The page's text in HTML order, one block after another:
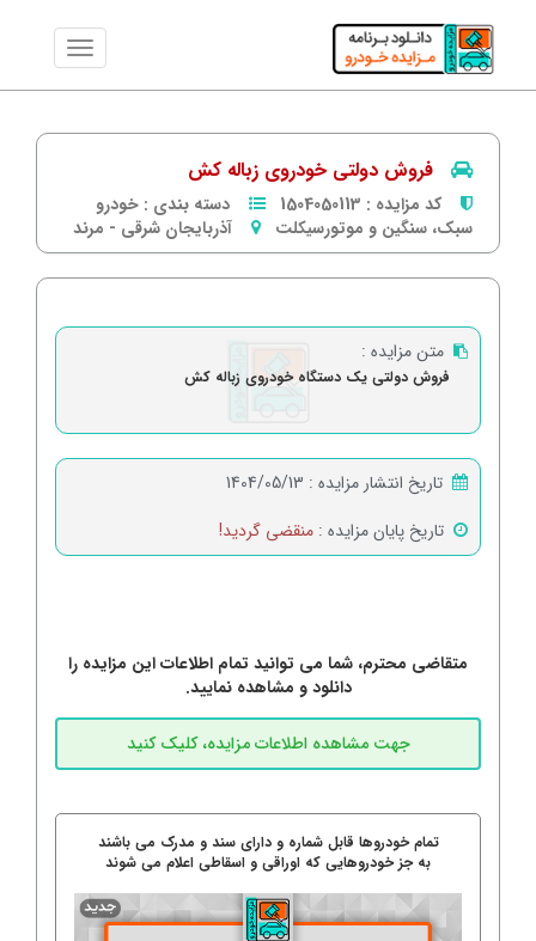
فروش دولتی خودروی زباله کش
کد مزایده : 1504050113 دسته بندی : خودرو
سبک، سنگین و موتورسیکلت
آذربایجان شرقی - مرند
متن مزایده :
فروش دولتی یک دستگاه خودروی زباله کش
تاریخ انتشار مزایده : 1404/05/13
تاریخ پایان مزایده : منقضی گردید!
متقاضی محترم، شما می توانید تمام اطلاعات این مزایده را
دانلود و مشاهده نمایید.
تمام خودروها قابل شماره و دارای سند و مدرک می باشند
به جز خودروهایی که اوراقی و اسقاطی اعلام می شوند